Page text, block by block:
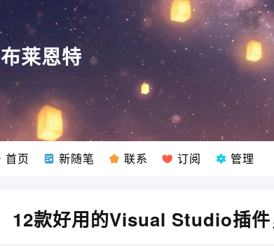
布莱恩特
首页 新随笔 联系 订阅 管理
12款好用的Visual Studio插件